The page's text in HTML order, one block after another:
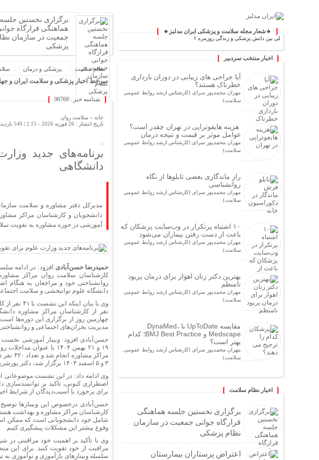
🔹شعار مجله سلامت و پزشکی ایران مدلبز🔹
پلی بین دانش پزشکی و زندگی روزمره ⚕️
اخبار منتخب سردبیر
آیا جراحی های زیبایی در دوران بارداری
خطرناک هستند؟
مهران محمدپور سرای (کارشناس ارشد روابط عمومی
سلامت)
هزینه هایفوتراپی در تهران چقدر است؟
عوامل موثر بر قیمت و نتیجه درمان
مهران محمدپور سرای (کارشناس ارشد روابط عمومی
سلامت)
راز ماندگاری بعضی تابلوها از نگاه
روانشناسی
مهران محمدپور سرای (کارشناس ارشد روابط عمومی
سلامت)
۱۰ اشتباه پرتکرار در وب‌سایت پزشکان که
باعث از دست رفتن بیماران می‌شود
مهران محمدپور سرای (کارشناس ارشد روابط عمومی
سلامت)
بهترین دکتر زنان اهواز برای درمان پریود
نامنظم
مهران محمدپور سرای (کارشناس ارشد روابط عمومی
سلامت)
مقایسه UpToDate با DynaMed،
Medscape و BMJ Best Practice؛ کدام
بهتر است؟
مهران محمدپور سرای (کارشناس ارشد روابط عمومی
سلامت)
اخبار نظام سلامت
برگزاری نخستین جلسه هماهنگی
قرارگاه جوانی جمعیت در سازمان
نظام پزشکی
اعتراض پرستاران بیمارستان
برگزاری نخستین جلسه
هماهنگی قرارگاه
جمعیت در سازمان
پزشکی
نظام سلامت پزشکی و درمان
سرخط اخبار پزشکی و سلامت ایران و
برگزاری نخستین جلسه هماهنگی قرارگاه
خودرو بی‌محابا در سراشیبی قیمت+ جدول
در جست‌وجـــــوی نسخه‌های کمیاب و گران
ثبت‌نام جدید سایپا آغاز می‌شود؛ فروش کوئیک S با پیش‌پرداخت ۵۰۰ میلیونی
آیا جراحی های زیبایی در دوران بارداری
قلب خود را با این خوراکی‌های منجمد به خطر
جینکوبیلوبا برای درمان ریزش مو
درد استخوان واژن در بارداری
کاسبی خارج‌نشین‌ها با سهمیه اقامت / ۸ میلیارد بده خودرو وارد کن!
نحوه ست کردن لباس سورمه ای
نوعی مرگ سلولی می‌تواند سرنخی برای درمان
بازدید رئیس هیئت‌مدیره نظام پرستاری
کشف مسیر توقف‌ناپذیری سلول‌های سرطانی
شناسه خبر : 96769
خانه » سلامت روان
تاریخ انتشار : 26 فوریه 2026 - 2:15 |
549 بازدید
برنامه‌های جدید
دانشگاهی
مدیرکل دفتر مشاوره و سلامت
دانشجویان و کارشناسان مراکز
آموزشی در حوزه مشاوره به تقویت
حمیدرضا حسن‌آبادی افزود: در ادامه
کارشناسان سلامت روان مراکز
روانشناختی خود و مراجعان به هنگام
دانشگاه علوم توانبخشی و سلامت
نفر از کارشناسان مراکز مشاوره
چهارمین روز از برگزاری این دوره‌ها
مدیریت بحران‌های اجتماعی و
حسن‌آبادی افزود: وبینار آموزشی نخست
۱۹ و ۲۱ بهمن ۱۴۰۴ با
مراکز
۳ و ۵ اسفند ۱۴۰۴ برگزار شد، دکتر پورشریفی به ارائه آموزش پرداخت.
وی ادامه داد: در این نشست موضوعاتی
اضطراری کنونی، تاکید بر
برای برخورد با آسیب‌دیدگان از شرایط
حسن‌آبادی درخصوص این وبینارها
کارشناسان مراکز مشاوره و بهداشت
شامل خود دانشجویانی است که ممکن
وقوع بیشتر این مشکلات پیشگیری کنیم.
وی با تأکید بر اهمیت خود مراقبتی در
مراقبت از خود تقویت کنند. برای این
سلسله وبینارهای بازآموزی و نوآموزی